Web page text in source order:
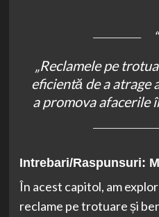
„Reclamele pe
eficientă de a atrage
a promova afacerile
Intrebari/Raspunsuri:
În acest capitol, am
reclame pe trotuare și